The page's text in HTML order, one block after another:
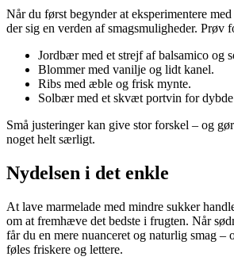
Når du først begynder at eksperimentere
der sig en verden af smagsmuligheder. Prøv
Jordbær med et strejf af balsamico og
Blommer med vanilje og lidt kanel.
Ribs med æble og frisk mynte.
Solbær med et skvæt portvin for
Små justeringer kan give stor forskel – og
noget helt særligt.
Nydelsen i det enkle
At lave marmelade med mindre sukker
om at fremhæve det bedste i frugten. Når
får du en mere nuanceret og naturlig smag –
føles friskere og lettere.